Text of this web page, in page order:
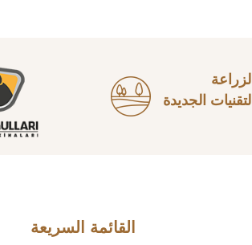
الزراعة
التقنيات الجديدة
القائمة السريعة